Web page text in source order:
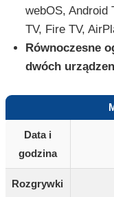
webOS, Android
TV, Fire TV,
Równoczesne
dwóch
Data i
godzina
Rozgrywki